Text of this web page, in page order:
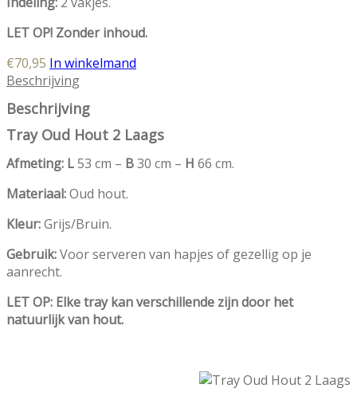
LET OP! Zonder inhoud.
€70,95 In winkelmand
Beschrijving
Beschrijving
Tray Oud Hout 2 Laags
Afmeting: L53 cm – B30 cm – H 66 cm.
Materiaal:Oud hout.
Kleur:Grijs/Bruin.
Gebruik:Voor serveren van hapjes of gezellig op je
aanrecht.
LET OP: Elke tray kan verschillende zijn door het
natuurlijk van hout.